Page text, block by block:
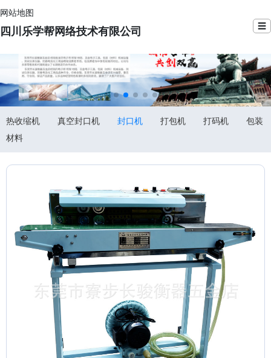
网站地图
四川乐学帮网络技术有限公司 ☰
热收缩机 真空封口机 封口机 打包机 打码机
包装
材料